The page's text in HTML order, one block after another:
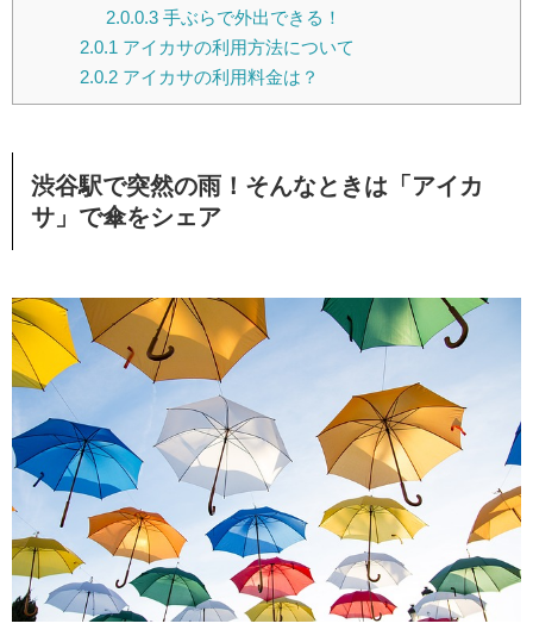
2.0.0.3 手ぶらで外出できる！
2.0.1 アイカサの利用方法について
2.0.2アイカサの利用料金は？
渋谷駅で突然の雨！そんなときは「アイカ
サ」で傘をシェア